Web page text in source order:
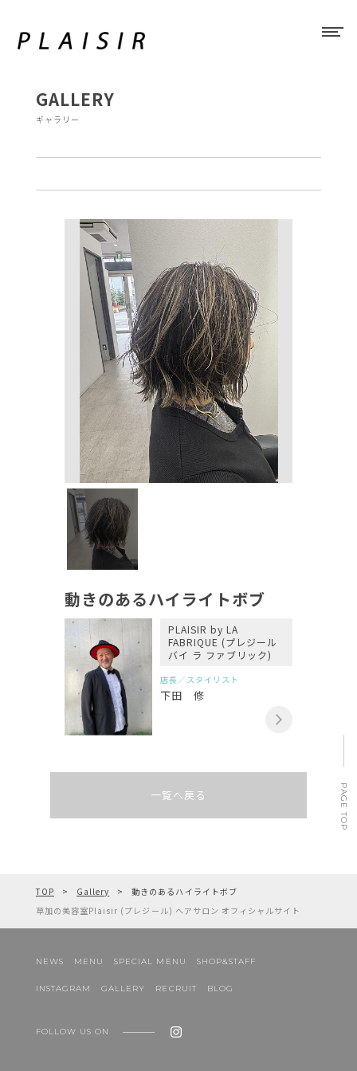
GALLERY
ギャラリー
動きのあるハイライトボブ
PLAISIR by LA
FABRIQUE (プレジール
バイ ラ ファブリック)
店長／スタイリスト
下田 修
一覧へ戻る
TOP Gallery
動きのあるハイライトボブ
草加の美容室Plaisir (プレジール) ヘアサロン オフィシャルサイト
NEWS MENU SPECIAL MENU SHOP&STAFF
INSTAGRAM GALLERY RECRUIT BLOG
FOLLOW US ON
PAGE TOP